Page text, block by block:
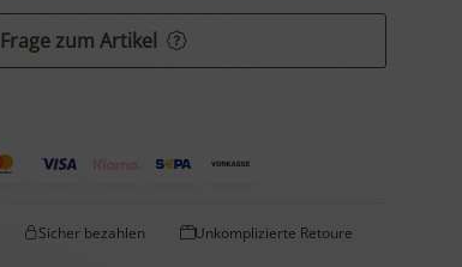
Frage zum Artikel
Sicher bezahlen Unkomplizierte Retoure